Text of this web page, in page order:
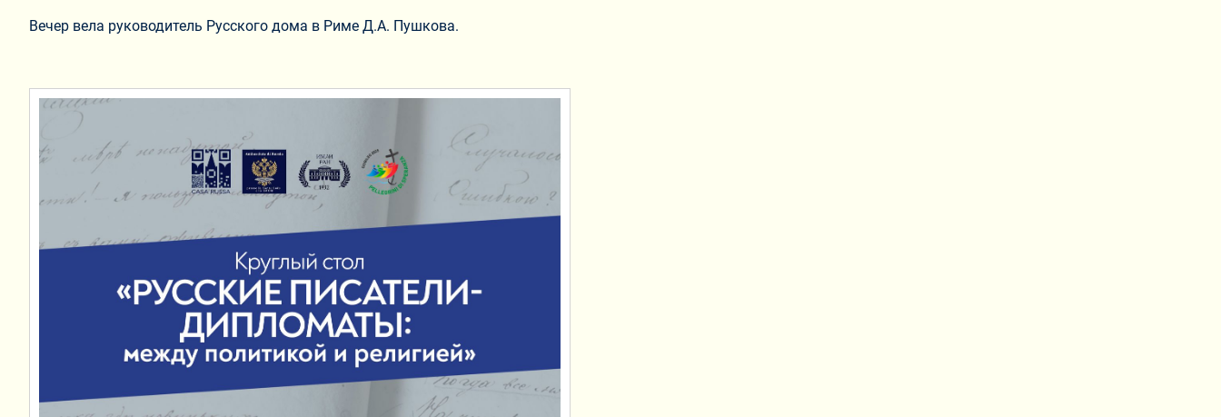
Вечер вела руководитель Русского дома в Риме Д.А. Пушкова.